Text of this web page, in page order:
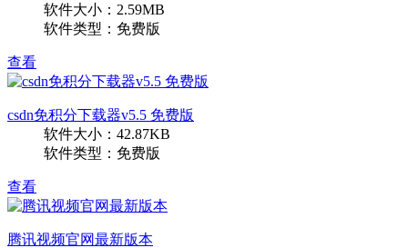
软件大小：2.59MB
软件类型：免费版
查看
csdn免积分下载器v5.5 免费版
软件大小：42.87KB
软件类型：免费版
查看
腾讯视频官网最新版本